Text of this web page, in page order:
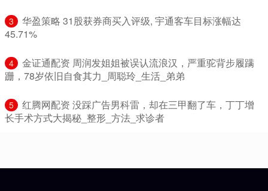
3
​华盈策略 31股获券商买入评级, 宇通客车目标涨幅达
45.71%
4
​金证通配资 周润发姐姐被误认流浪汉，严重驼背步履蹒
跚，78岁依旧自食其力_周聪玲_生活_弟弟
5
​红腾网配资 没踩广告男科雷，却在三甲翻了车，丁丁增
长手术方式大揭秘_整形_方法_求诊者